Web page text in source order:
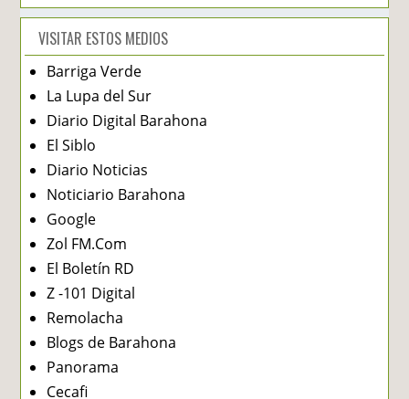
VISITAR ESTOS MEDIOS
Barriga Verde
La Lupa del Sur
Diario Digital Barahona
El Siblo
Diario Noticias
Noticiario Barahona
Google
Zol FM.Com
El Boletín RD
Z -101 Digital
Remolacha
Blogs de Barahona
Panorama
Cecafi